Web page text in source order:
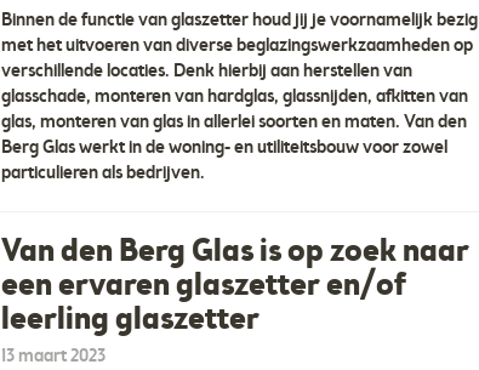
Binnen de functie van glaszetter houd jij je voornamelijk bezig
met het uitvoeren van diverse beglazingswerkzaamheden op
verschillende locaties. Denk hierbij aan herstellen van
glasschade, monteren van hardglas, glassnijden, afkitten van
glas, monteren van glas in allerlei soorten en maten. Van den
Berg Glas werkt in de woning- en utiliteitsbouw voor zowel
particulieren als bedrijven.
Van den Berg Glas is op zoek naar
een ervaren glaszetter en/of
leerling glaszetter
13 maart 2023